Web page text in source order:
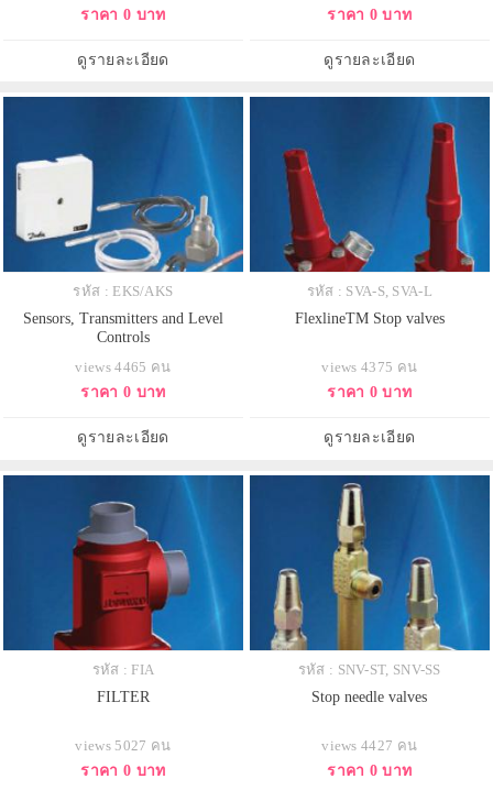
ราคา 0 บาท
ดูรายละเอียด
ราคา 0 บาท
ดูรายละเอียด
รหัส : EKS/AKS
Sensors, Transmitters and Level
Controls
views 4465 คน
ราคา 0 บาท
ดูรายละเอียด
รหัส : SVA-S, SVA-L
FlexlineTM Stop valves
views 4375 คน
ราคา 0 บาท
ดูรายละเอียด
รหัส : FIA
FILTER
views 5027 คน
ราคา 0 บาท
รหัส : SNV-ST, SNV-SS
Stop needle valves
views 4427 คน
ราคา 0 บาท